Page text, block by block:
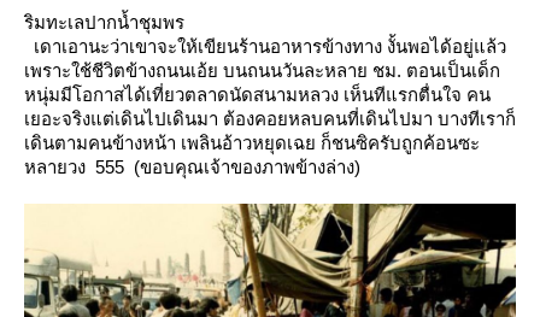
ริมทะเลปากน้ำชุมพร
เดาเอานะว่าเขาจะให้เขียนร้านอาหารข้างทาง งั้นพอได้อยู่แล้ว
เพราะใช้ชีวิตข้างถนนเอ้ย บนถนนวันละหลาย ชม. ตอนเป็นเด็ก
หนุ่มมีโอกาสได้เที่ยวตลาดนัดสนามหลวง เห็นทีแรกตื่นใจ คน
เยอะจริงแต่เดินไปเดินมา ต้องคอยหลบคนที่เดินไปมา บางทีเราก็
เดินตามคนข้างหน้า เพลินอ้าวหยุดเฉ ก็ชนซิครับถูกค้อนซะ
หลายวง 555 (ขอบคุณเจ้าของภาพข้างล่าง)